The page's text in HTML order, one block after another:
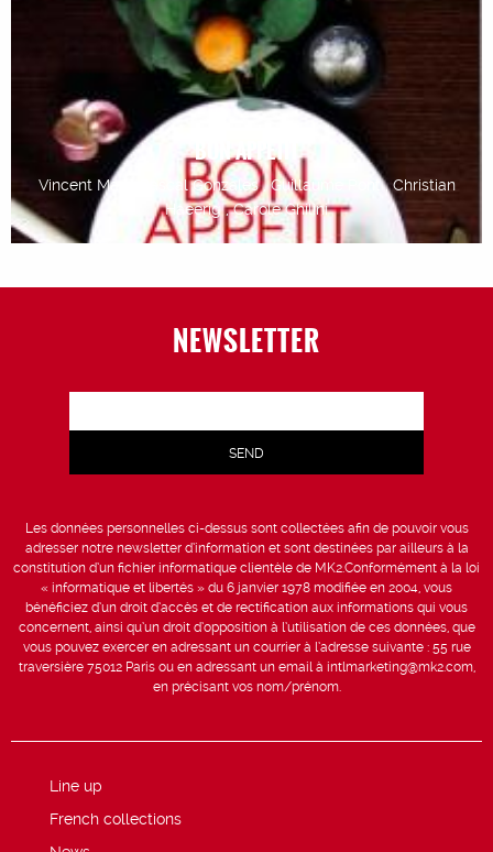
BON APPETIT
Vincent May , Pascal Gonzales , Guillaume Pont , Christian
Haeerig , Carole Ghilini
NEWSLETTER
Les données personnelles ci-dessus sont collectées afin de pouvoir vous
adresser notre newsletter d’information et sont destinées par ailleurs à la
constitution d’un fichier informatique clientèle de MK2.Conformément à la loi
« informatique et libertés » du 6 janvier 1978 modifiée en 2004, vous
bénéficiez d’un droit d’accès et de rectification aux informations qui vous
concernent, ainsi qu’un droit d’opposition à l’utilisation de ces données, que
vous pouvez exercer en adressant un courrier à l’adresse suivante : 55 rue
traversière 75012 Paris ou en adressant un email à intlmarketing@mk2.com,
en précisant vos nom/prénom.
Line up
French collections